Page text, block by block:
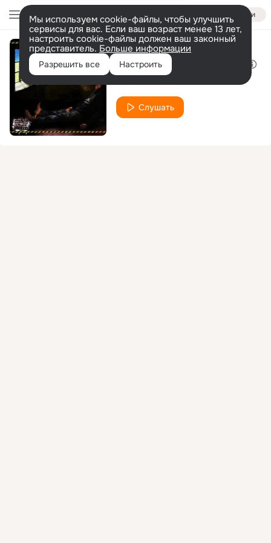
Войти
Мы используем cookie-файлы, чтобы улучшить
сервисы для вас. Если ваш возраст менее 13 лет,
настроить cookie-файлы должен ваш законный
представитель. Больше информации
Разрешить все Настроить
Реквием по мечте
Слушать